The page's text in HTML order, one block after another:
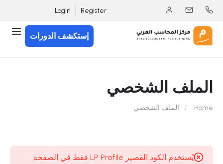
Register
Login
إستكشف الدورات
الملف الشخصي
Home الملف الشخصي
يُستخدم الكود القصير LP Profile فقط في الصفحة